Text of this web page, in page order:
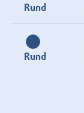
Rund
Rund